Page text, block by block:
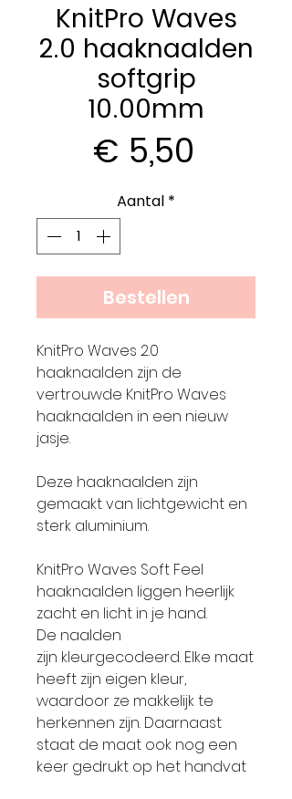
KnitPro Waves
2.0 haaknaalden
softgrip
10.00mm
€ 5,50
Aantal *
Bestellen
KnitPro Waves 2.0
haaknaalden zijn de
vertrouwde KnitPro Waves
haaknaalden in een nieuw
jasje.
Deze haaknaalden zijn
gemaakt van lichtgewicht en
sterk aluminium.
KnitPro Waves Soft Feel
haaknaalden liggen heerlijk
zacht en licht in je hand.
De naalden
zijn kleurgecodeerd. Elke maat
heeft zijn eigen kleur,
waardoor ze makkelijk te
herkennen zijn. Daarnaast
staat de maat ook nog een
keer gedrukt op het handvat